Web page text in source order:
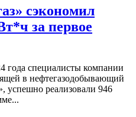
сэкономил
за первое
года специалисты компании
в нефтегазодобывающий
успешно реализовали 946